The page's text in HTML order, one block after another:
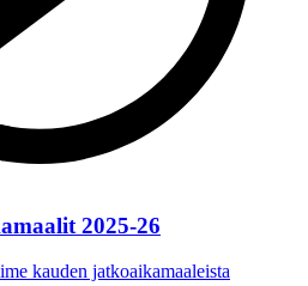
2025-26
kauden jatkoaikamaaleista